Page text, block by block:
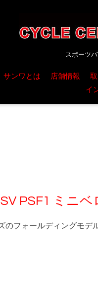
スポーツ
サンワとは 店舗情報
イ
PSF1 ミニベ
のフォールディングモデ